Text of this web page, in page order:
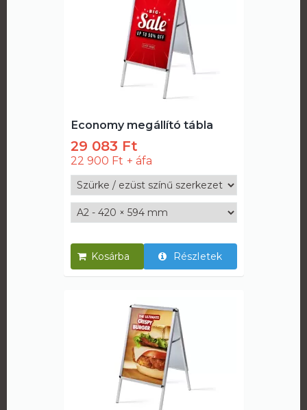
Economy megállító tábla
29 083 Ft
22 900 Ft
Részletek